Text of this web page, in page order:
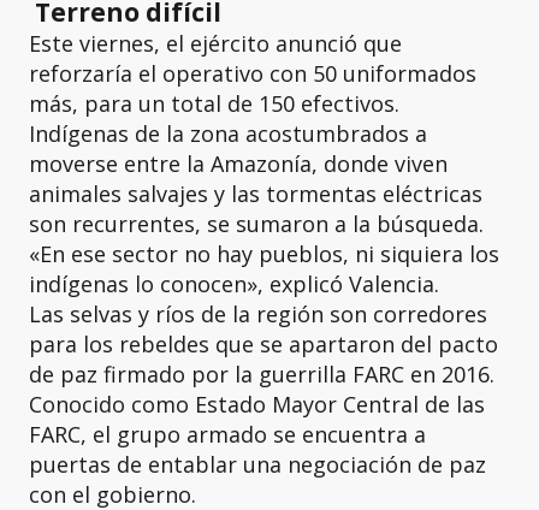
Terreno difícil
Este viernes, el ejército anunció que
reforzaría el operativo con 50 uniformados
más, para un total de 150 efectivos.
Indígenas de la zona acostumbrados a
moverse entre la Amazonía, donde viven
animales salvajes y las tormentas eléctricas
son recurrentes, se sumaron a la búsqueda.
«En ese sector no hay pueblos, ni siquiera los
indígenas lo conocen», explicó Valencia.
Las selvas y ríos de la región son corredores
para los rebeldes que se apartaron del pacto
de paz firmado por la guerrilla FARC en 2016.
Conocido como Estado Mayor Central de las
FARC, el grupo armado se encuentra a
puertas de entablar una negociación de paz
con el gobierno.